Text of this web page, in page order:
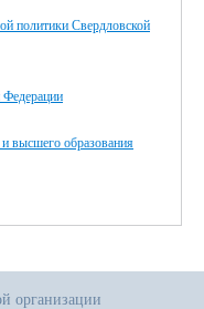
политики Свердловской
Федерации
высшего образования
организации